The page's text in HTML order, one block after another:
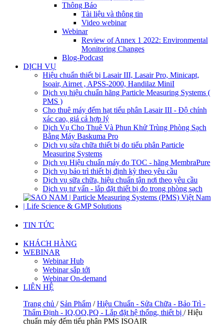
Thông Báo
Tài liệu và thông tin
Video webinar
Webinar
Review of Annex 1 2022: Environmental
Monitoring Changes
Blog-Podcast
DỊCH VỤ
Hiệu chuẩn thiết bị Lasair III, Lasair Pro, Minicapt,
Isoair, Airnet , APSS-2000, Handilaz MiniI
Dịch vụ hiệu chuẩn hãng Particle Measuring Systems (
PMS )
Cho thuê máy đếm hạt tiểu phân Lasair III - Độ chính
xác cao, giá cả hợp lý
Dịch Vụ Cho Thuê Và Phun Khử Trùng Phòng Sạch
Bằng Máy Baskuma Pro
Dịch vụ sửa chữa thiết bị đo tiểu phân Particle
Measuring Systems
Dịch vụ Hiệu chuẩn máy đo TOC - hãng MembraPure
Dịch vụ bảo trì thiết bị định kỳ theo yêu cầu
Dịch vụ sữa chữa, hiệu chuẩn tận nơi theo yêu cầu
Dịch vụ tư vấn - lắp đặt thiết bị đo trong phòng sạch
TIN TỨC
KHÁCH HÀNG
WEBINAR
Webinar Hub
Webinar sắp tới
Webinar On-demand
LIÊN HỆ
Trang chủ / Sản Phẩm /Hiệu Chuẩn - Sửa Chữa - Bảo Trì -
Thẩm Định - IQ,OQ,PQ - Lắp đặt hệ thống, thiết bị / Hiệu
chuẩn máy đếm tiểu phân PMS ISOAIR